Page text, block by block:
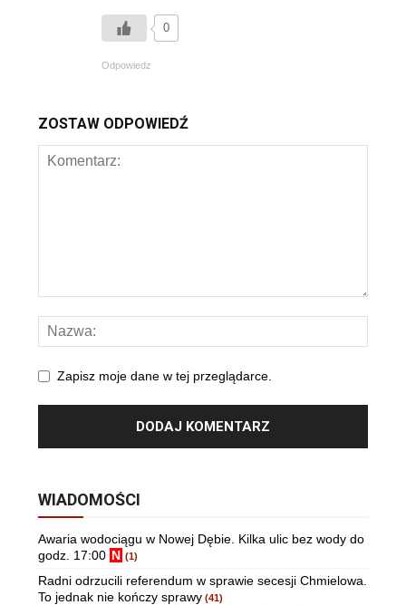
0
Odpowiedz
ZOSTAW ODPOWIEDŹ
Zapisz moje dane w tej przeglądarce.
WIADOMOŚCI
Awaria wodociągu w Nowej Dębie. Kilka ulic bez wody do
godz. 17:00 N (1)
Radni odrzucili referendum w sprawie secesji Chmielowa.
To jednak nie kończy sprawy (41)